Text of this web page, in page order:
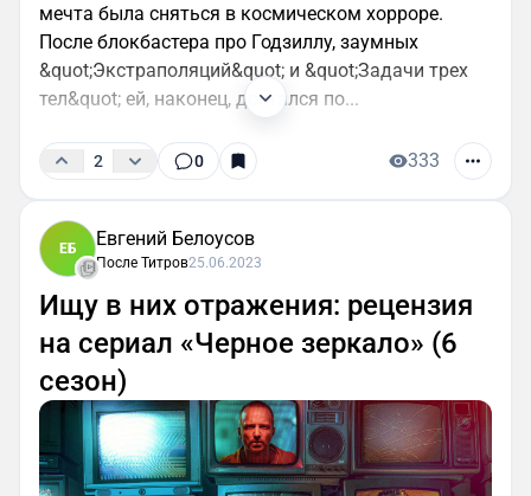
мечта была сняться в космическом хорроре.
После блокбастера про Годзиллу, заумных
&quot;Экстраполяций&quot; и &quot;Задачи трех
тел&quot; ей, наконец, достался по...
2 0 333
ЕБ Евгений Белоусов
После Титров25.06.2023
Ищу в них отражения: рецензия
на сериал «Черное зеркало» (6
сезон)